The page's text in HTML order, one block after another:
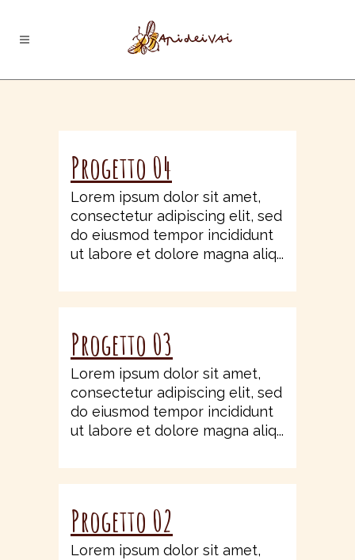
Progetto 04
Lorem ipsum dolor sit amet,
consectetur adipiscing elit, sed
do eiusmod tempor incididunt
ut labore et dolore magna aliq...
Progetto 03
Lorem ipsum dolor sit amet,
consectetur adipiscing elit, sed
do eiusmod tempor incididunt
ut labore et dolore magna aliq...
Progetto 02
Lorem ipsum dolor sit amet,